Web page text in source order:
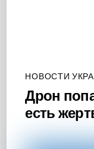
НОВОСТИ
Дрон
есть